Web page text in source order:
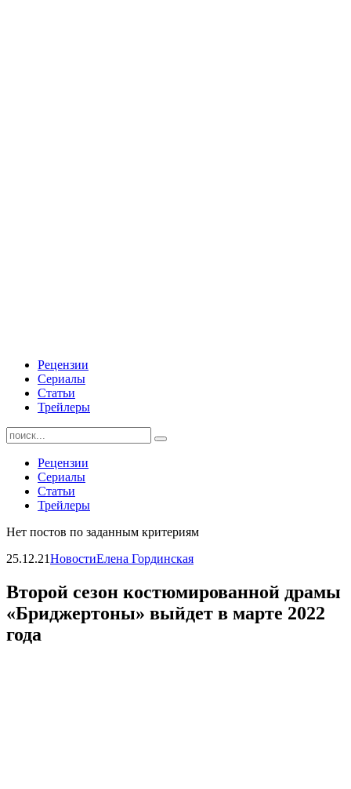
Рецензии
Сериалы
Статьи
Трейлеры
Найти:
Рецензии
Сериалы
Статьи
Трейлеры
Нет постов по заданным критериям
25.12.21НовостиЕлена Гординская
Второй сезон костюмированной драмы
«Бриджертоны» выйдет в марте 2022
года